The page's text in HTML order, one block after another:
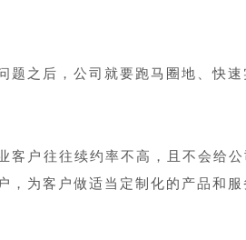
题之后，公司就要跑马圈地、快
客户往往续约率不高，且不会给
，为客户做适当定制化的产品和服